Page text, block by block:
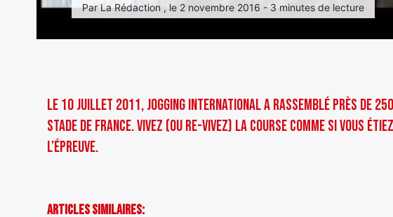
Par La Rédaction , le 2 novembre 2016 - 3 minutes de lecture
Le 10 Juillet 2011, Jogging International a rassemblé près de
stade de France. Vivez (ou re-vivez) la course comme si vous
l’épreuve.
Articles Similaires: